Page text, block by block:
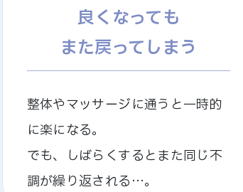
良くなっても
また戻ってしまう
整体やマッサージに通うと一時的
に楽になる。
でも、しばらくするとまた同じ不
調が繰り返される…。